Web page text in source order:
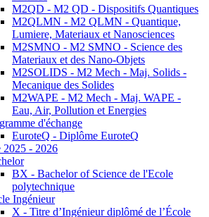
M2QD - M2 QD - Dispositifs Quantiques
M2QLMN - M2 QLMN - Quantique,
Lumiere, Materiaux et Nanosciences
M2SMNO - M2 SMNO - Science des
Materiaux et des Nano-Objets
M2SOLIDS - M2 Mech - Maj. Solids -
Mecanique des Solides
M2WAPE - M2 Mech - Maj. WAPE -
Eau, Air, Pollution et Energies
d'échange
EuroteQ - Diplôme EuroteQ
2025 - 2026
BX - Bachelor of Science de l'Ecole
polytechnique
Ingénieur
X - Titre d’Ingénieur diplômé de l’École